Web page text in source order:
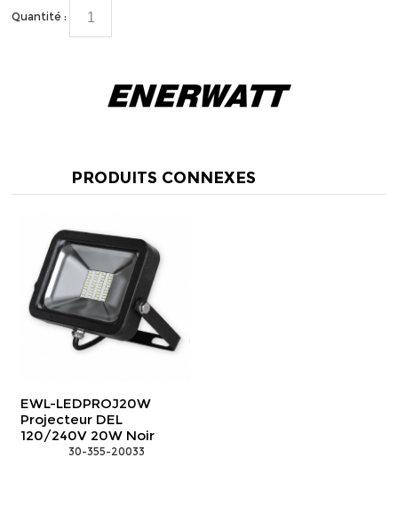
Quantité :
PRODUITS CONNEXES
EWL-LEDPROJ20W
Projecteur DEL
120/240V 20W Noir
30-355-20033